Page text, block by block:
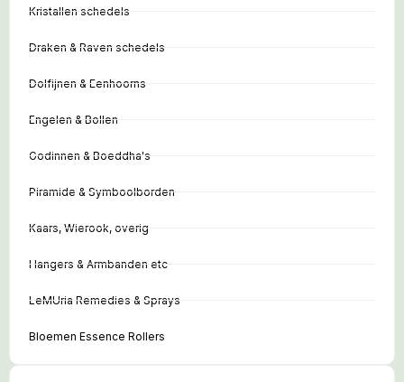
Kristallen schedels
Draken & Raven schedels
Dolfijnen & Eenhoorns
Engelen & Bollen
Godinnen & Boeddha's
Piramide & Symboolborden
Kaars, Wierook, overig
Hangers & Armbanden etc
LeMUria Remedies & Sprays
Bloemen Essence Rollers